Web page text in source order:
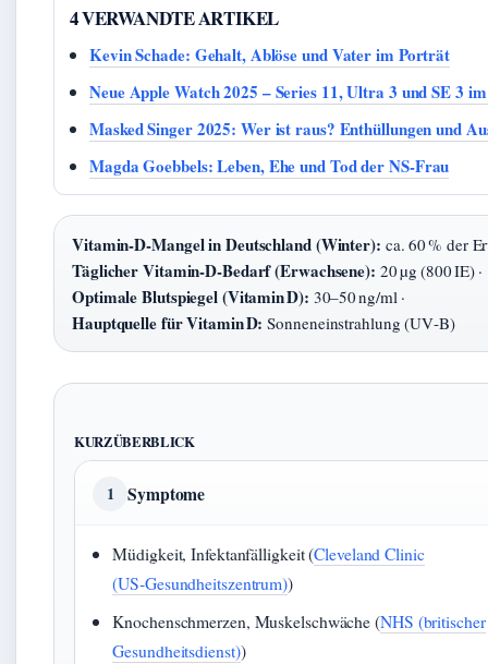
4 VERWANDTE ARTIKEL
Kevin Schade: Gehalt, Ablöse und Vater im Porträt
Neue Apple Watch 2025 – Series 11, Ultra 3 und SE 3
Masked Singer 2025: Wer ist raus? Enthüllungen und
Magda Goebbels: Leben, Ehe und Tod der NS-Frau
Vitamin-D-Mangel in Deutschland (Winter): ca. 60 % der
Täglicher Vitamin-D-Bedarf (Erwachsene): 20 µg (800 IE) ·
Optimale Blutspiegel (Vitamin D): 30–50 ng/ml ·
Hauptquelle für Vitamin D: Sonneneinstrahlung (UV‑B)
KURZÜBERBLICK
1 Symptome
Müdigkeit, Infektanfälligkeit (Cleveland Clinic
(US‑Gesundheitszentrum))
Knochenschmerzen, Muskelschwäche (NHS (britischer
Gesundheitsdienst))